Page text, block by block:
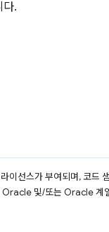
다.
이선스가 부여되며, 코드
Oracle 및/또는 Oracle 계